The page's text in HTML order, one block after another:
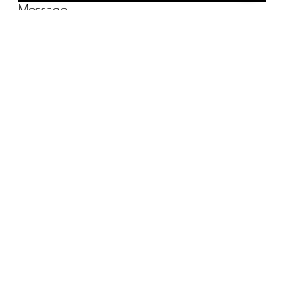
Message